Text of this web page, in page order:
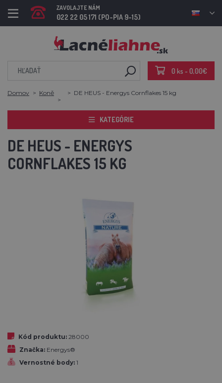
ZAVOLAJTE NÁM
022 22 05 171 (PO-PIA 9-15)
0 ks - 0,00€
Domov Koně DE HEUS - Energys Cornflakes 15 kg
KATEGÓRIE
DE HEUS - ENERGYS
CORNFLAKES 15 KG
Kód produktu: 28000
Značka: Energys®
Vernostné body: 1